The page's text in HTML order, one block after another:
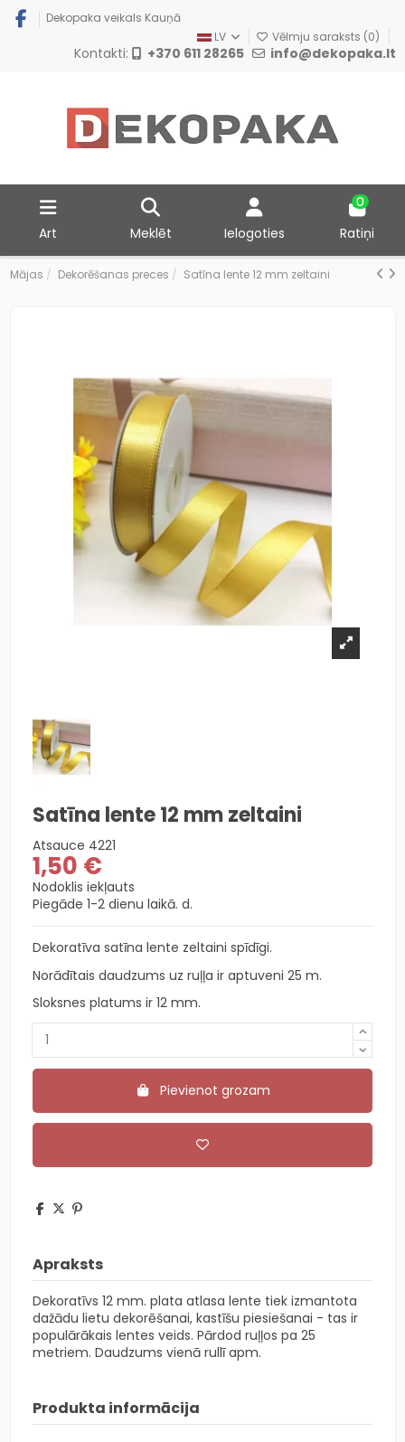
Dekopaka veikals Kauņā
LV
Vēlmju saraksts (0)
Kontakti: +370 611 28265 info@dekopaka.lt
Art Meklēt Ielogoties
0
Ratiņi
Mājas Dekorēšanas preces Satīna lente 12 mm zeltaini
Satīna lente 12 mm zeltaini
Atsauce 4221
1,50 €
Nodoklis iekļauts
Piegāde 1-2 dienu laikā. d.
Dekoratīva satīna lente zeltaini spīdīgi.
Norādītais daudzums uz ruļļa ir aptuveni 25 m.
Sloksnes platums ir 12 mm.
Pievienot grozam
Apraksts
Dekoratīvs 12 mm. plata atlasa lente tiek izmantota
dažādu lietu dekorēšanai, kastīšu piesiešanai - tas ir
populārākais lentes veids. Pārdod ruļļos pa 25
metriem. Daudzums vienā rullī apm.
Produkta informācija